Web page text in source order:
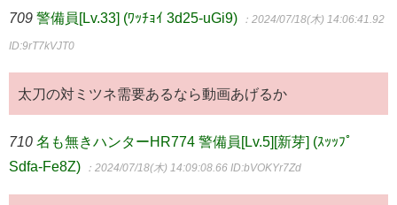
709 警備員[Lv.33] (ﾜｯﾁｮｲ 3d25-uGi9) ：2024/07/18(木) 14:06:41.92
ID:9rT7kVJT0
太刀の対ミツネ需要あるなら動画あげるか
710 名も無きハンターHR774 警備員[Lv.5][新芽] (ｽｯｯﾌﾟ
Sdfa-Fe8Z)
：2024/07/18(木) 14:09:08.66 ID:bVOKYr7Zd